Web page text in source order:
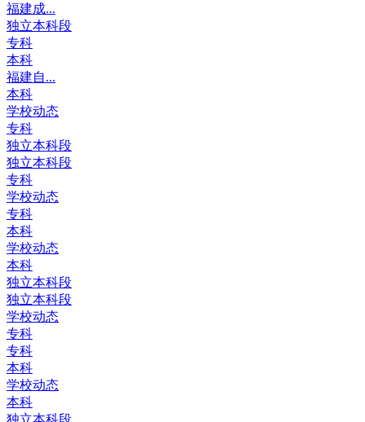
福建成...
独立本科段
专科
本科
福建自...
本科
学校动态
专科
独立本科段
独立本科段
专科
学校动态
专科
本科
学校动态
本科
独立本科段
独立本科段
学校动态
专科
专科
本科
学校动态
本科
独立本科段